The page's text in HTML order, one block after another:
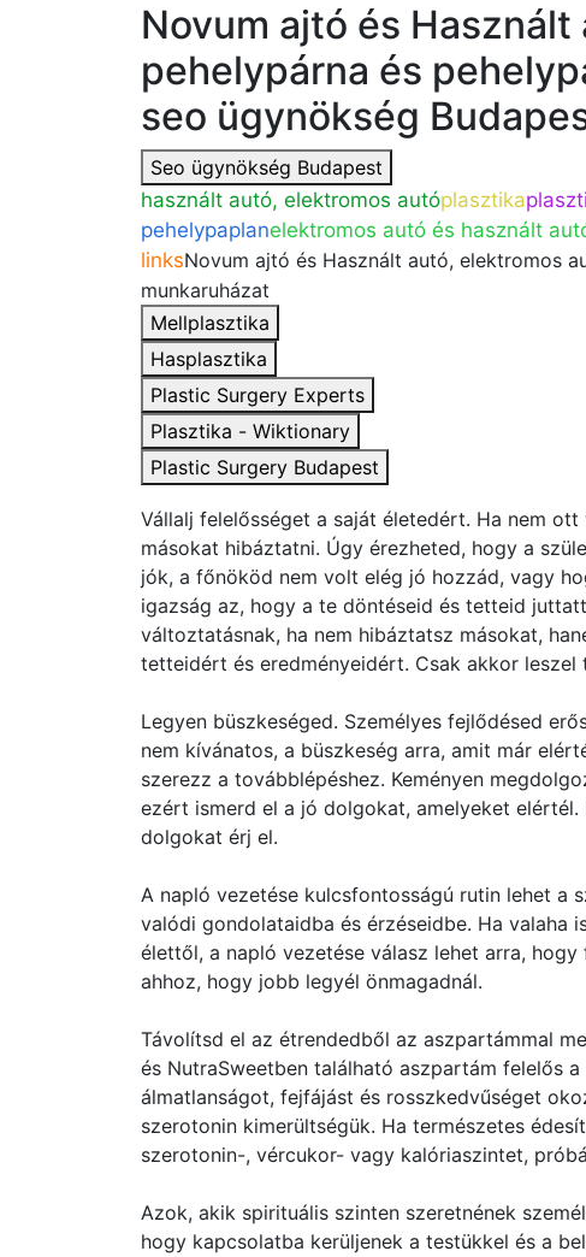
Novum ajtó és
pehelypárna és
seo ügynökség
Seo ügynökség Budapest
használt autó, elektromos autóplasztika
pehelypaplanelektromos autó és használt
linksNovum ajtó és Használt autó, elektromos
munkaruházat
Mellplasztika
Hasplasztika
Plastic Surgery Experts
Plasztika - Wiktionary
Plastic Surgery Budapest
Vállalj felelősséget a saját életedért. Ha nem
másokat hibáztatni. Úgy érezheted, hogy a
jók, a főnököd nem volt elég jó hozzád, vagy
igazság az, hogy a te döntéseid és tetteid
változtatásnak, ha nem hibáztatsz másokat,
tetteidért és eredményeidért. Csak akkor leszel
Legyen büszkeséged. Személyes fejlődésed
nem kívánatos, a büszkeség arra, amit már
szerezz a továbblépéshez. Keményen
ezért ismerd el a jó dolgokat, amelyeket
dolgokat érj el.
A napló vezetése kulcsfontosságú rutin lehet a
valódi gondolataidba és érzéseidbe. Ha valaha
élettől, a napló vezetése válasz lehet arra,
ahhoz, hogy jobb legyél önmagadnál.
Távolítsd el az étrendedből az aszpartámmal
és NutraSweetben található aszpartám felelős
álmatlanságot, fejfájást és rosszkedvűséget
szerotonin kimerültségük. Ha természetes
szerotonin-, vércukor- vagy kalóriaszintet,
Azok, akik spirituális szinten szeretnének
hogy kapcsolatba kerüljenek a testükkel és a